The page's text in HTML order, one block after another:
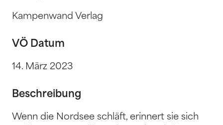
Kampenwand Verlag
VÖ Datum
14. März 2023
Beschreibung
Wenn die Nordsee schläft, erinnert sie sich